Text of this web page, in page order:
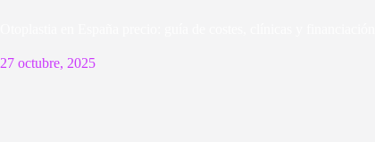
27 octubre, 2025